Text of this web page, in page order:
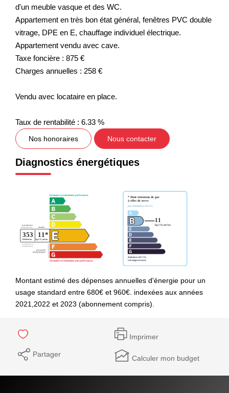
d'un meuble vasque et des WC.
Appartement en très bon état général, fenêtres PVC double
vitrage, DPE en E, chauffage individuel électrique.
Appartement vendu avec cave.
Taxe foncière : 875 €
Charges annuelles : 258 €
Vendu avec locataire en place.
Taux de rentabilité : 6.33 %
Nos honoraires Nous contacter
Diagnostics énergétiques
Montant estimé des dépenses annuelles d'énergie pour un
usage standard entre 680€ et 960€. indexées aux années
2021,2022 et 2023 (abonnement compris).
Imprimer
Partager Calculer mon budget